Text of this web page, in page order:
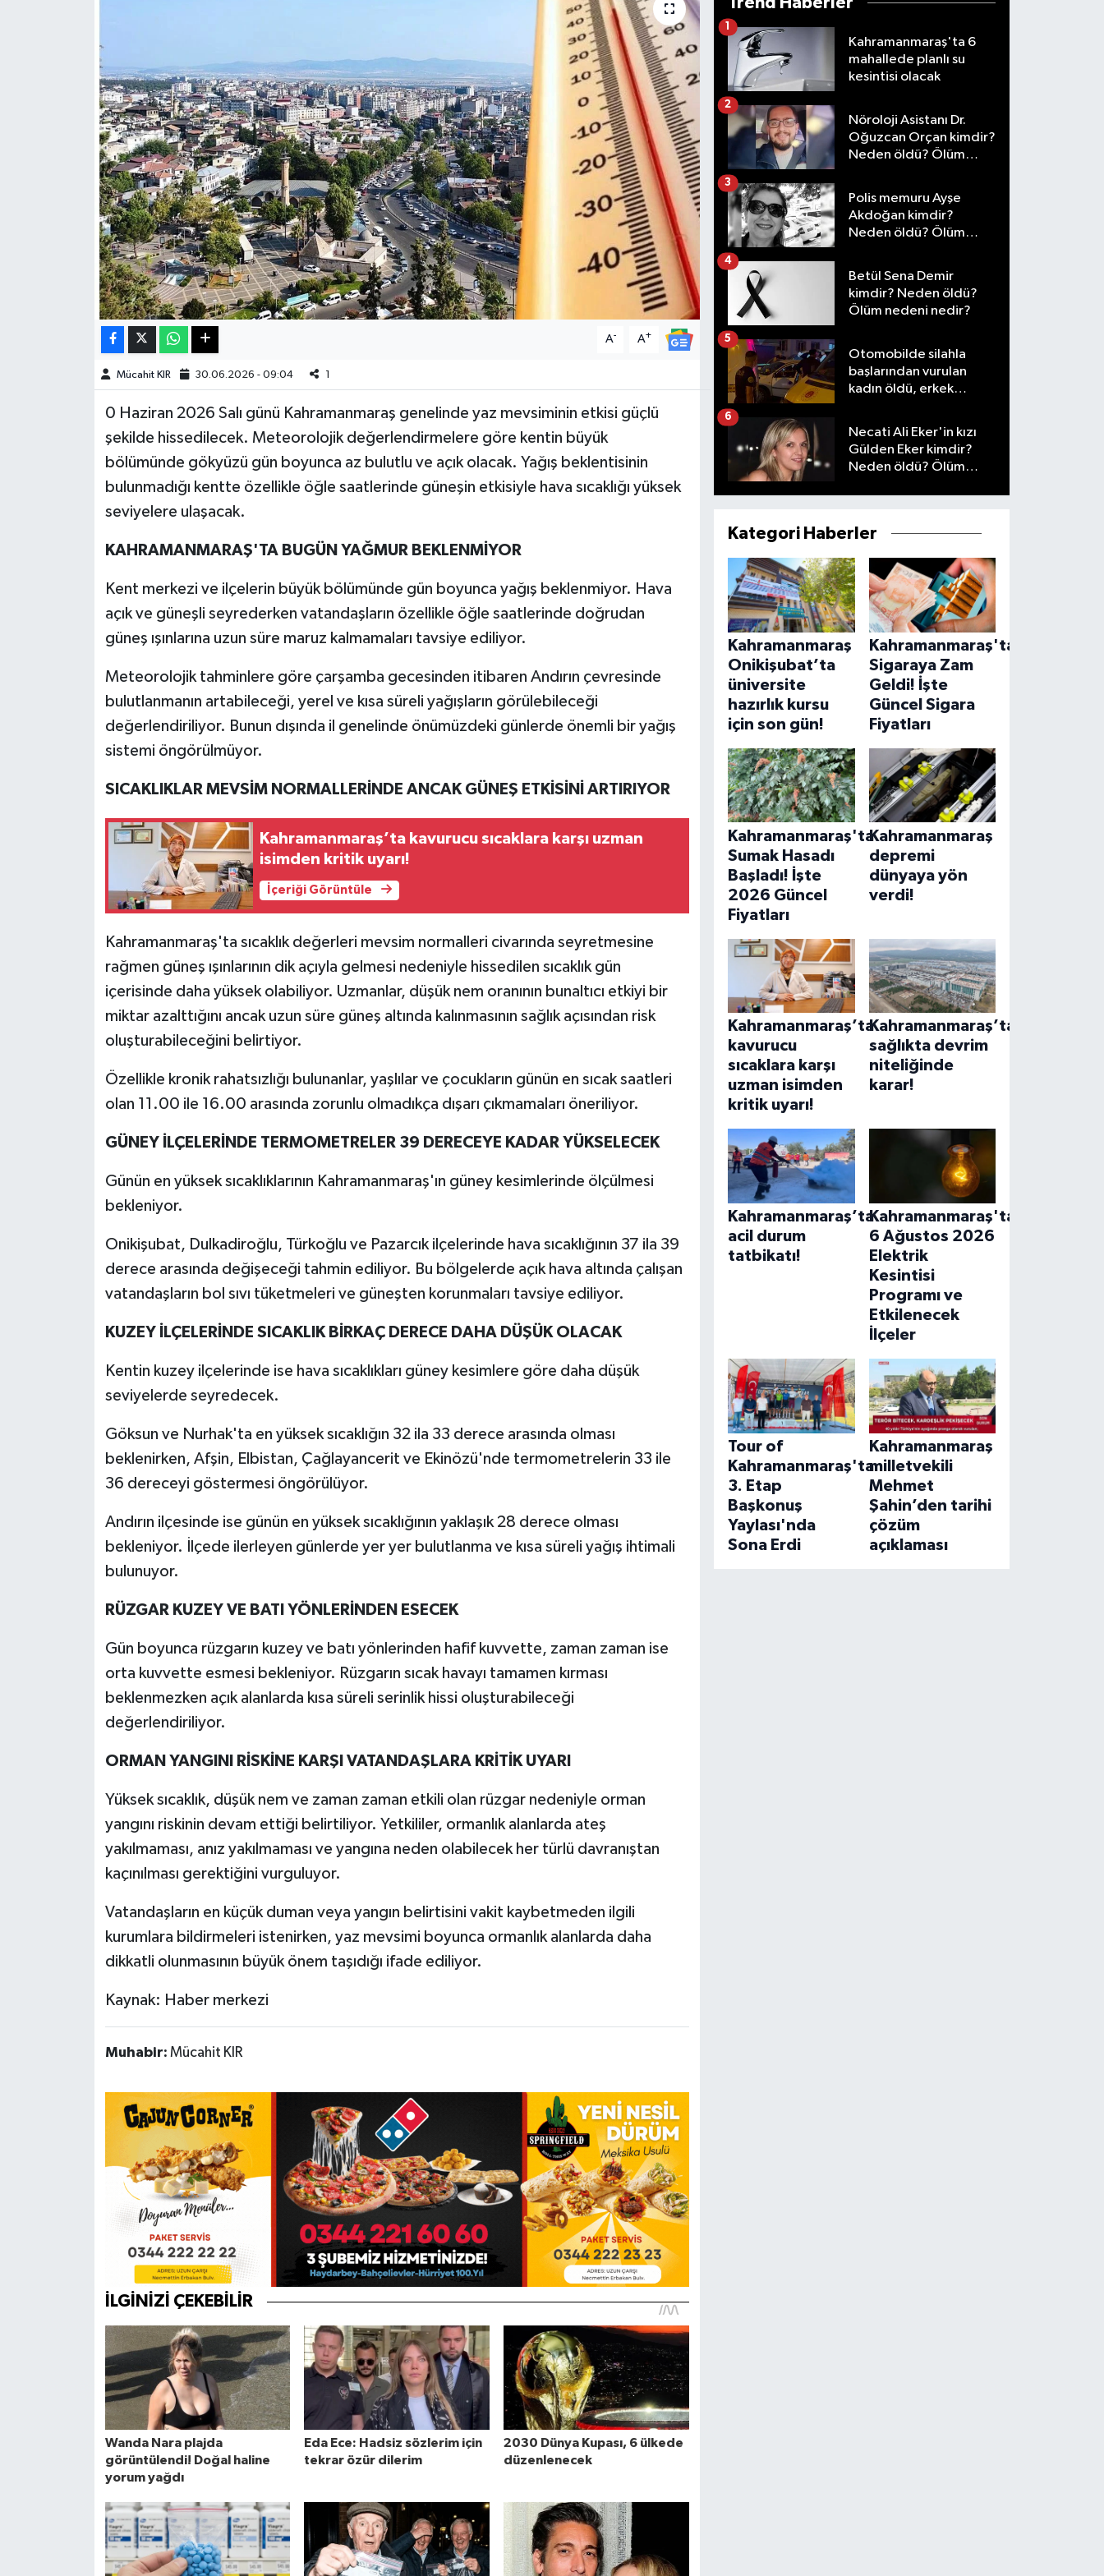
A- A+
Mücahit KIR 30.06.2026 - 09:04 1
0 Haziran 2026 Salı günü Kahramanmaraş genelinde yaz mevsiminin etkisi güçlü
şekilde hissedilecek. Meteorolojik değerlendirmelere göre kentin büyük
bölümünde gökyüzü gün boyunca az bulutlu ve açık olacak. Yağış beklentisinin
bulunmadığı kentte özellikle öğle saatlerinde güneşin etkisiyle hava sıcaklığı yüksek
seviyelere ulaşacak.
KAHRAMANMARAŞ'TA BUGÜN YAĞMUR BEKLENMİYOR
Kent merkezi ve ilçelerin büyük bölümünde gün boyunca yağış beklenmiyor. Hava
açık ve güneşli seyrederken vatandaşların özellikle öğle saatlerinde doğrudan
güneş ışınlarına uzun süre maruz kalmamaları tavsiye ediliyor.
Meteorolojik tahminlere göre çarşamba gecesinden itibaren Andırın çevresinde
bulutlanmanın artabileceği, yerel ve kısa süreli yağışların görülebileceği
değerlendiriliyor. Bunun dışında il genelinde önümüzdeki günlerde önemli bir yağış
sistemi öngörülmüyor.
SICAKLIKLAR MEVSİM NORMALLERİNDE ANCAK GÜNEŞ ETKİSİNİ ARTIRIYOR
Kahramanmaraş’ta kavurucu sıcaklara karşı uzman
isimden kritik uyarı!
İçeriği Görüntüle
Kahramanmaraş'ta sıcaklık değerleri mevsim normalleri civarında seyretmesine
rağmen güneş ışınlarının dik açıyla gelmesi nedeniyle hissedilen sıcaklık gün
içerisinde daha yüksek olabiliyor. Uzmanlar, düşük nem oranının bunaltıcı etkiyi bir
miktar azalttığını ancak uzun süre güneş altında kalınmasının sağlık açısından risk
oluşturabileceğini belirtiyor.
Özellikle kronik rahatsızlığı bulunanlar, yaşlılar ve çocukların günün en sıcak saatleri
olan 11.00 ile 16.00 arasında zorunlu olmadıkça dışarı çıkmamaları öneriliyor.
GÜNEY İLÇELERİNDE TERMOMETRELER 39 DERECEYE KADAR YÜKSELECEK
Günün en yüksek sıcaklıklarının Kahramanmaraş'ın güney kesimlerinde ölçülmesi
bekleniyor.
Onikişubat, Dulkadiroğlu, Türkoğlu ve Pazarcık ilçelerinde hava sıcaklığının 37 ila 39
derece arasında değişeceği tahmin ediliyor. Bu bölgelerde açık hava altında çalışan
vatandaşların bol sıvı tüketmeleri ve güneşten korunmaları tavsiye ediliyor.
KUZEY İLÇELERİNDE SICAKLIK BİRKAÇ DERECE DAHA DÜŞÜK OLACAK
Kentin kuzey ilçelerinde ise hava sıcaklıkları güney kesimlere göre daha düşük
seviyelerde seyredecek.
Göksun ve Nurhak'ta en yüksek sıcaklığın 32 ila 33 derece arasında olması
beklenirken, Afşin, Elbistan, Çağlayancerit ve Ekinözü'nde termometrelerin 33 ile
36 dereceyi göstermesi öngörülüyor.
Andırın ilçesinde ise günün en yüksek sıcaklığının yaklaşık 28 derece olması
bekleniyor. İlçede ilerleyen günlerde yer yer bulutlanma ve kısa süreli yağış ihtimali
bulunuyor.
RÜZGAR KUZEY VE BATI YÖNLERİNDEN ESECEK
Gün boyunca rüzgarın kuzey ve batı yönlerinden hafif kuvvette, zaman zaman ise
orta kuvvette esmesi bekleniyor. Rüzgarın sıcak havayı tamamen kırması
beklenmezken açık alanlarda kısa süreli serinlik hissi oluşturabileceği
değerlendiriliyor.
ORMAN YANGINI RİSKİNE KARŞI VATANDAŞLARA KRİTİK UYARI
Yüksek sıcaklık, düşük nem ve zaman zaman etkili olan rüzgar nedeniyle orman
yangını riskinin devam ettiği belirtiliyor. Yetkililer, ormanlık alanlarda ateş
yakılmaması, anız yakılmaması ve yangına neden olabilecek her türlü davranıştan
kaçınılması gerektiğini vurguluyor.
Vatandaşların en küçük duman veya yangın belirtisini vakit kaybetmeden ilgili
kurumlara bildirmeleri istenirken, yaz mevsimi boyunca ormanlık alanlarda daha
dikkatli olunmasının büyük önem taşıdığı ifade ediliyor.
Kaynak: Haber merkezi
Muhabir: Mücahit KIR
Kahramanmaraş'ta 6
mahallede planlı su
kesintisi olacak
1
Nöroloji Asistanı Dr.
Oğuzcan Orçan kimdir?
Neden öldü? Ölüm
2
Polis memuru Ayşe
Akdoğan kimdir?
Neden öldü? Ölüm
3
Betül Sena Demir
kimdir? Neden öldü?
Ölüm nedeni nedir?
4
Otomobilde silahla
başlarından vurulan
kadın öldü, erkek
5
Necati Ali Eker'in kızı
Gülden Eker kimdir?
Neden öldü? Ölüm
6
Kategori Haberler
Kahramanmaraş
Onikişubat’ta
üniversite
hazırlık kursu
için son gün!
Kahramanmaraş'ta
Sigaraya Zam
Geldi! İşte
Güncel Sigara
Fiyatları
Kahramanmaraş'ta
Sumak Hasadı
Başladı! İşte
2026 Güncel
Fiyatları
Kahramanmaraş
depremi
dünyaya yön
verdi!
Kahramanmaraş’ta
kavurucu
sıcaklara karşı
uzman isimden
kritik uyarı!
Kahramanmaraş’ta
sağlıkta devrim
niteliğinde
karar!
Kahramanmaraş’ta
acil durum
tatbikatı!
Kahramanmaraş'ta
6 Ağustos 2026
Elektrik
Kesintisi
Programı ve
Etkilenecek
İlçeler
Tour of
Kahramanmaraş'ta
3. Etap
Başkonuş
Yaylası'nda
Sona Erdi
Kahramanmaraş
milletvekili
Mehmet
Şahin’den tarihi
çözüm
açıklaması
Kültür Sanat
Magazin
Manşet Altı
Manşetler
Resmi İlan
Teknoloji
KAHRAMANMARAŞ